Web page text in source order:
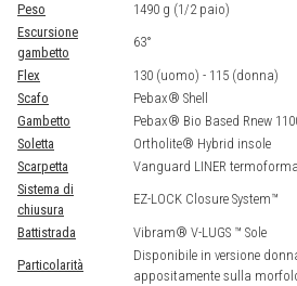
Peso
1490 g (1/2 paio)
Escursione
gambetto
63°
Flex
130 (uomo) - 115 (donna)
Scafo
Pebax® Shell
Gambetto
Pebax® Bio Based Rnew
Soletta
Ortholite® Hybrid insole
Scarpetta
Vanguard LINER
Sistema di
chiusura
EZ-LOCK Closure System™
Battistrada
Vibram® V-LUGS ™ Sole
Particolarità
Disponibile in versione
appositamente sulla